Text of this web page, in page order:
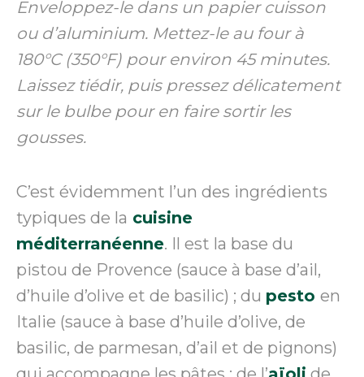
Enveloppez-le dans un papier cuisson
ou d’aluminium. Mettez-le au four à
180°C (350°F) pour environ 45 minutes.
Laissez tiédir, puis pressez délicatement
sur le bulbe pour en faire sortir les
gousses.
C’est évidemment l’un des ingrédients
typiques de la cuisine
méditerranéenne. Il est la base du
pistou de Provence (sauce à base d’ail,
d’huile d’olive et de basilic) ; du pesto en
Italie (sauce à base d’huile d’olive, de
basilic, de parmesan, d’ail et de pignons)